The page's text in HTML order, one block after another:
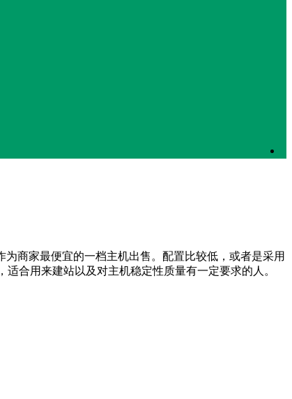
商家最便宜的一档主机出售。配置比较低，或者是采用
合用来建站以及对主机稳定性质量有一定要求的人。